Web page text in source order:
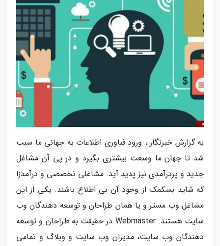
به گزارش خبرنگار ، ورود فناوری اطلاعات به جهانی ما سبب
شد تا جهان ما وسعت بیشتری بگیرد و در پی آن مشاغل
جدید و پردرآمدی نیز پدید آید. مشاغلی تخصصی و درآمدزا
که شاید بسکمک از وجود آن بی اطلاع باشند. یکی از این
مشاغل وب مستر و یا همان طراحان و توسعه دهندگان وب
سایت هستند. Webmaster در حقیقت به طراحان و توسعه
دهندگان وب سایت، مدیران وب سایت و وبلاگ و تمامی